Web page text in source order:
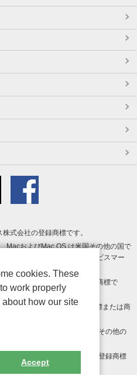
式会社の登録商標です。
MacおよびMac OS は米国その他の国で
Store は Apple Inc. のサービスマー
Play ロゴ は Google LLC の商標で
びその他の国における登録商標または商
は、Adobe Inc.の米国およびその他の
名、ロゴは各社の商標または登録商標
cookies. These
work properly
how our site
Accept